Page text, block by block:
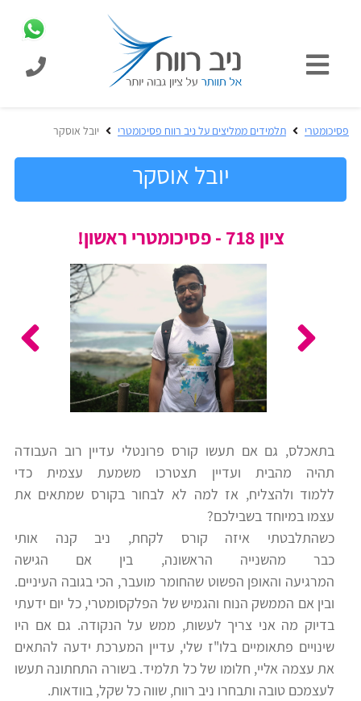
כניסת
תלמידים
לפסיכומטרי
ערכות
ספרים
מידע
כללי
קורסי
פסיכומטרי
תלמידים
המוצרים
מבית
רווח
הכנה
ספר
יסודיים
וחטיבות
ביניים
הכנה
למבחני
מיון
לעבודה
פסיכומטרי תלמידים ממליצים על ניב רווח פסיכומטרי יובל אוסקר
יובל אוסקר
ציון 718 - פסיכומטרי ראשון!
בתאכלס, גם אם תעשו קורס פרונטלי עדיין רוב העבודה
תהיה מהבית ועדיין תצטרכו משמעת עצמית כדי
ללמוד ולהצליח, אז למה לא לבחור בקורס שמתאים את
עצמו במיוחד בשבילכם?
כשהתלבטתי איזה קורס לקחת, ניב קנה אותי
כבר מהשנייה הראשונה, בין אם הגישה
המרגיעה והאופן הפשוט שהחומר מועבר, הכי בגובה העיניים.
ובין אם הממשק הנוח והגמיש של הפלקסומטרי, כל יום ידעתי
בדיוק מה אני צריך לעשות, ממש על הנקודה. גם אם היו
שינויים פתאומיים בלו"ז שלי, עדיין המערכת ידעה להתאים
את עצמה אליי, חלומו של כל תלמיד. בשורה התחתונה תעשו
לעצמכם טובה ותבחרו ניב רווח, שווה כל שקל, בוודאות.